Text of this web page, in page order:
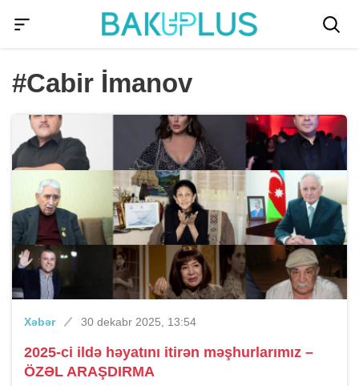
#Cabir İmanov
Xəbər 30 dekabr 2025, 13:54
2025-ci ildə həyatını itirən məşhurlarımız –
ÖZƏL ARAŞDIRMA